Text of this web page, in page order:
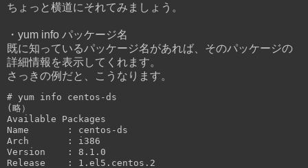
ちょっと横道にそれてみましょう。
・yum info パッケージ名
既に知っているパッケージ名があれば、そのパッケージの
詳細情報を表示してくれます。
さっきの例だと、こうなります。
# yum info centos-ds
(略）
Available Packages
Name       : centos-ds
Arch       : i386
Version    : 8.1.0
Release    : 1.el5.centos.2